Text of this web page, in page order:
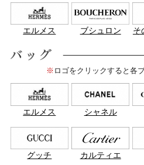
エルメス ブシュロン そ
※ ロゴをクリックすると各
エルメス シャネル
グッチ カルティエ